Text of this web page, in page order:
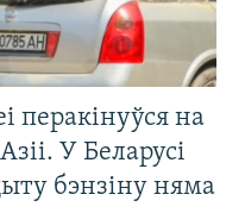
перакінуўся на
У Беларусі
бэнзіну няма